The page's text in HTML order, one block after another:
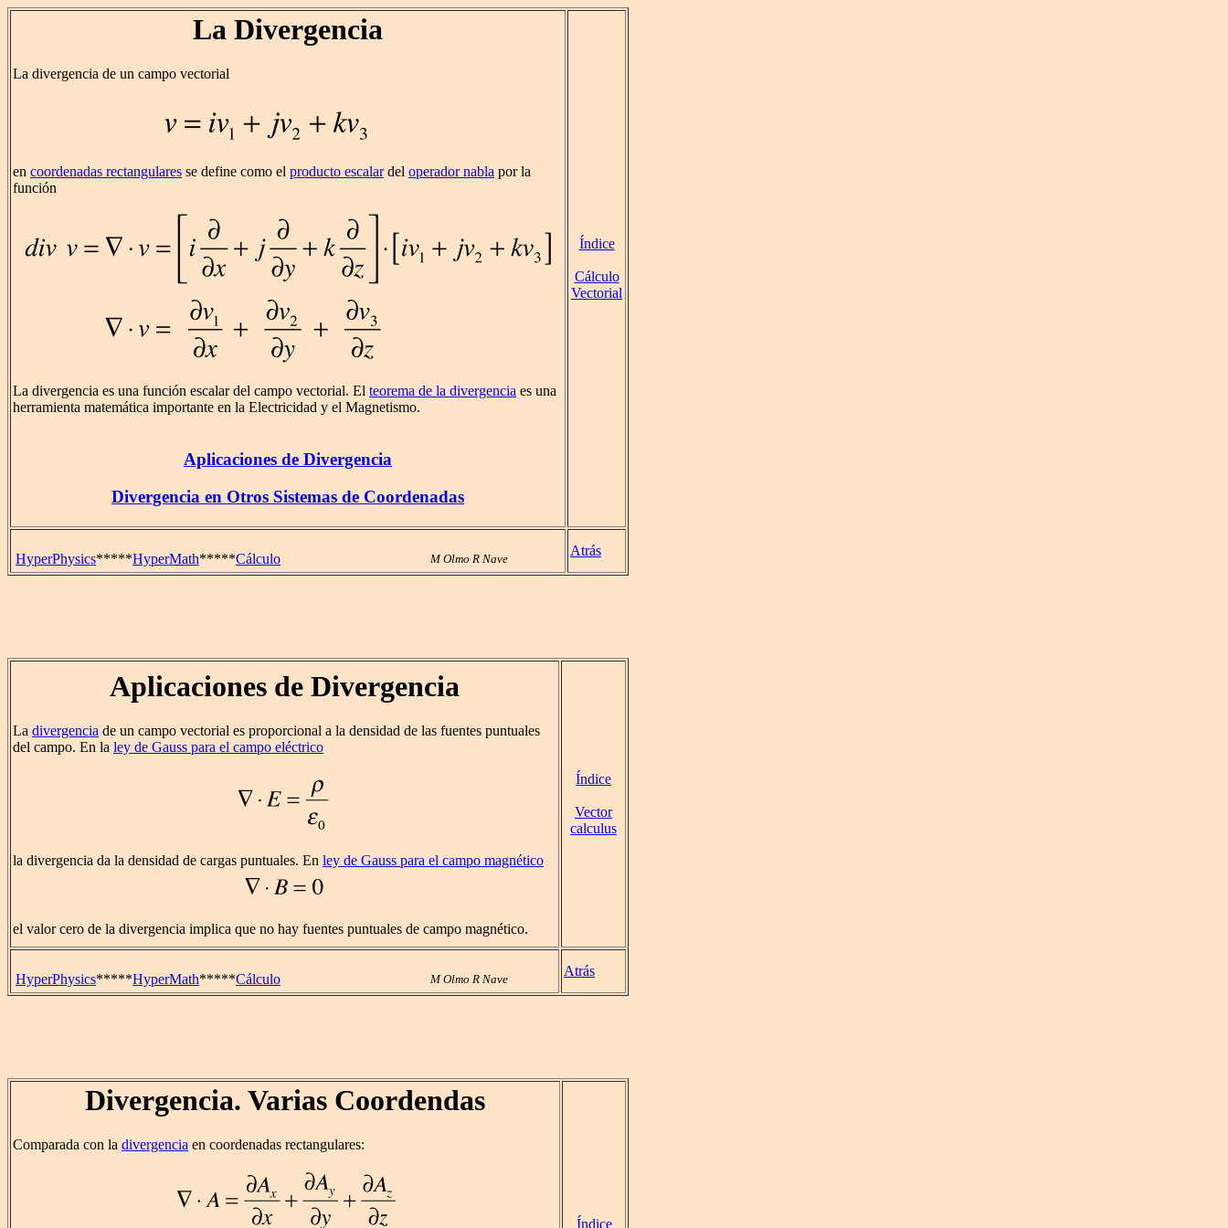
La Divergencia
La divergencia de un campo vectorial
en coordenadas rectangulares se define como el producto escalardel operador nabla por la
función
La divergencia es una función escalar del campo vectorial. El teorema de la divergencia es una
herramienta matemática importante en la Electricidad y el Magnetismo.
Aplicaciones de Divergencia
Divergencia en Otros Sistemas de Coordenadas
Índice
Cálculo
Vectorial
HyperPhysics*****HyperMath*****Cálculo M Olmo R Nave
Atrás
Aplicaciones de Divergencia
La divergencia de un campo vectorial es proporcional a la densidad de las fuentes puntuales
del campo. En la ley de Gauss para el campo eléctrico
la divergencia da la densidad de cargas puntuales. En ley de Gauss para el campo magnético
el valor cero de la divergencia implica que no hay fuentes puntuales de campo magnético.
Índice
Vector
calculus
HyperPhysics*****HyperMath*****Cálculo M Olmo R Nave
Atrás
Divergencia. Varias Coordendas
Comparada con la divergencia en coordenadas rectangulares:
Índice